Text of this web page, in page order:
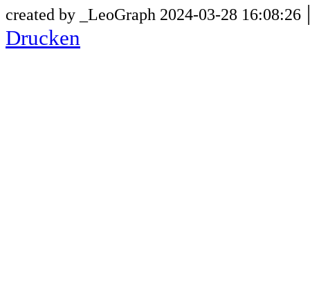
created by _LeoGraph 2024-03-28 16:08:26
Drucken